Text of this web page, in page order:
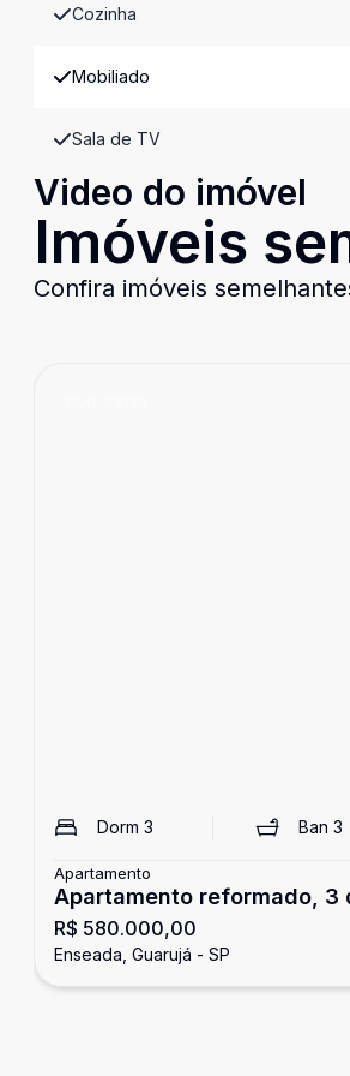
Cozinha
Mobiliado
Sala de TV
Video do imóvel
Imóveis
Confira imóveis
Dorm 3 Ban3
Apartamento
Apartamento reformado, 3
Enseada, Guarujá
R$ 580.000,00
Enseada, Guarujá - SP